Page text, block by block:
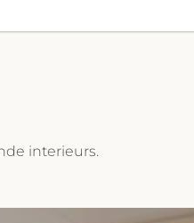
interieurs.